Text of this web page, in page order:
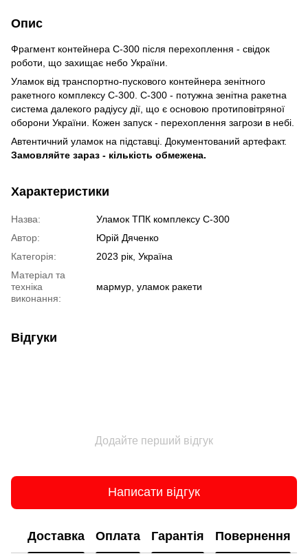
Опис
Фрагмент контейнера С-300 після перехоплення - свідок
роботи, що захищає небо України.
Уламок від транспортно-пускового контейнера зенітного
ракетного комплексу С-300. С-300 - потужна зенітна ракетна
система далекого радіусу дії, що є основою протиповітряної
оборони України. Кожен запуск - перехоплення загрози в небі.
Автентичний уламок на підставці. Документований артефакт.
Замовляйте зараз - кількість обмежена.
Характеристики
Назва:
Уламок ТПК комплексу С-300
Автор:
Юрій Дяченко
Категорія:
2023 рік, Україна
Матеріал та
техніка
виконання:
мармур, уламок ракети
Відгуки
Додайте перший відгук
Написати відгук
Доставка Оплата Гарантія Повернення